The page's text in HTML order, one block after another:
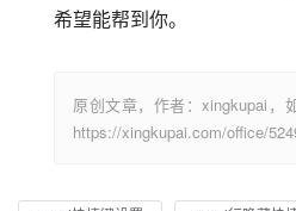
希望能帮到你。
原创文章，作者：xingkupai，
https://xingkupai.com/office/